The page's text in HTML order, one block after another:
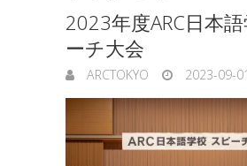
2023年度ARC日本
ーチ大会
ARCTOKYO 2023-09-01